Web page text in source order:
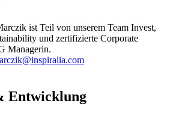
ist Teil von unserem Team Invest,
und zertifizierte Corporate
Managerin.
Entwicklung